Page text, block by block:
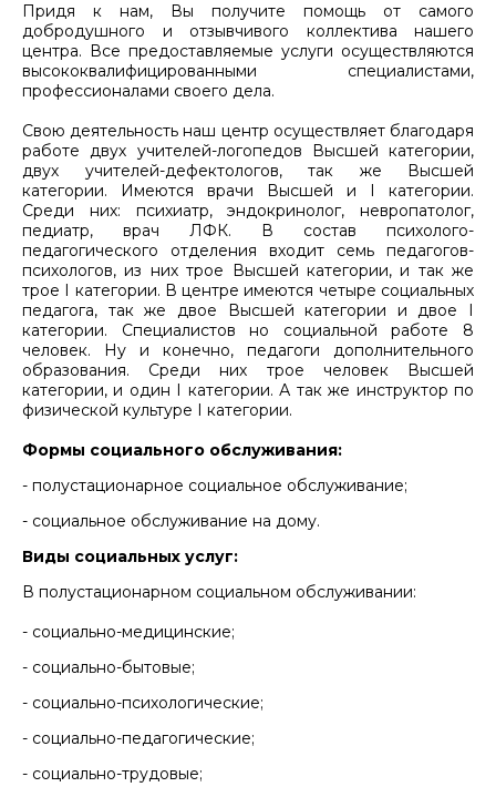
Придя к нам, Вы получите помощь от самого
добродушного и отзывчивого коллектива нашего
центра. Все предоставляемые услуги осуществляются
высококвалифицированными специалистами,
профессионалами своего дела.
Свою деятельность наш центр осуществляет благодаря
работе двух учителей-логопедов Высшей категории,
двух учителей-дефектологов, так же Высшей
категории. Имеются врачи Высшей и I категории.
Среди них: психиатр, эндокринолог, невропатолог,
педиатр, врач ЛФК. В состав психолого-
педагогического отделения входит семь педагогов-
психологов, из них трое Высшей категории, и так же
трое I категории. В центре имеются четыре социальных
педагога, так же двое Высшей категории и двое I
категории. Специалистов но социальной работе 8
человек. Ну и конечно, педагоги дополнительного
образования. Среди них трое человек Высшей
категории, и один I категории. А так же инструктор по
физической культуре I категории.
Формы социального обслуживания:
- полустационарное социальное обслуживание;
- социальное обслуживание на дому.
Виды социальных услуг:
В полустационарном социальном обслуживании:
- социально-медицинские;
- социально-бытовые;
- социально-психологические;
- социально-педагогические;
- социально-трудовые;